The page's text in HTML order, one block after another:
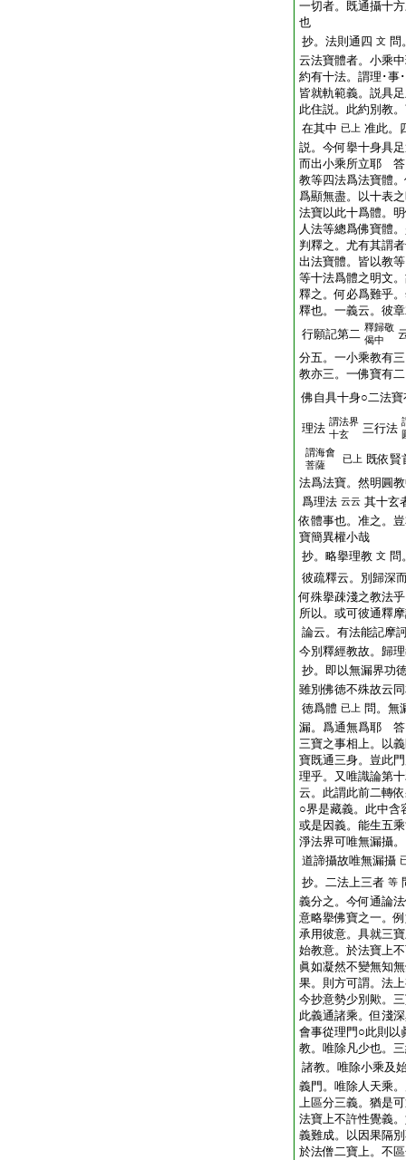
一切者。既通攝十
也
抄。法則通四 文 問
云法寶體者。小乘
約有十法。謂理･事
皆就軌範義。説具
此住説。此約別教
在其中 已上 准此。
説。今何擧十身具
而出小乘所立耶 答
教等四法爲法寶體
爲顯無盡。以十表
法寶以此十爲體。
人法等總爲佛寶體
判釋之。尤有其謂
出法寶體。皆以教
等十法爲體之明文
釋之。何必爲難乎
釋也。一義云。彼
行願記第二 釋歸敬
偈中
分五。一小乘教有
教亦三。一佛寶有
佛自具十身○二法
理法 謂法界
十玄
三行法
謂海會
菩薩
已上 既依賢
法爲法寶。然明圓
爲理法 云云 其十玄
依體事也。准之。
寶簡異權小哉
抄。略擧理教 文 問
彼疏釋云。別歸深
何殊擧疎淺之教法
所以。或可彼通釋
論云。有法能記摩
今別釋經教故。歸
抄。即以無漏界功
雖別佛徳不殊故云
徳爲體 已上 問。無
漏。爲通無爲耶 答
三寶之事相上。以
寶既通三身。豈此
理乎。又唯識論第
云。此謂此前二轉
○界是藏義。此中含
或是因義。能生五
淨法界可唯無漏攝
道諦攝故唯無漏攝
抄。二法上三者 等
義分之。今何通論
意略擧佛寶之一。
承用彼意。具就三
始教意。於法寶上
眞如凝然不變無知
果。則方可謂。法
今抄意勢少別歟。
此義通諸乘。但淺
會事從理門○此則以
教。唯除凡少也。
諸教。唯除小乘及
義門。唯除人天乘
上區分三義。猶是
法寶上不許性覺義
義難成。以因果隔
於法僧二寶上。不